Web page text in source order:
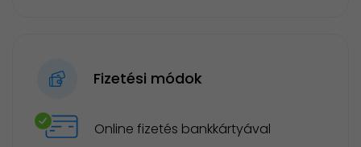
Fizetési módok
Online fizetés bankkártyával